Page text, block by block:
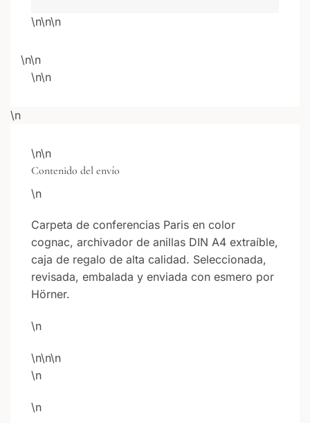
\n\n\n
\n\n
\n\n
\n
\n\n
Contenido del envío
\n
Carpeta de conferencias Paris en color
cognac, archivador de anillas DIN A4 extraíble,
caja de regalo de alta calidad. Seleccionada,
revisada, embalada y enviada con esmero por
Hörner.
\n
\n\n\n
\n
\n